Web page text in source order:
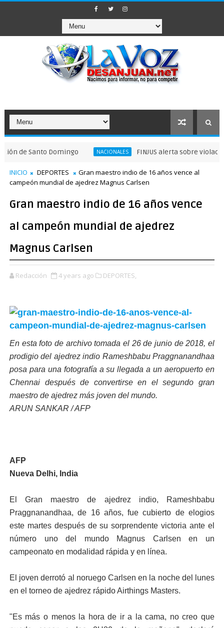
Santo Domingo NACIONALES FINJUS alerta sobre violaciones a
INICIO DEPORTES
Gran maestro indio de 16 años vence al
campeón mundial de ajedrez Magnus Carlsen
Gran maestro indio de 16 años vence
al campeón mundial de ajedrez
Magnus Carlsen
Redacción 4 years ago DEPORTES,
En esta foto de archivo tomada el 26 de junio de 2018, el
prodigio del ajedrez indio Rameshbabu Praggnanandhaa
posa para una fotografía a su llegada a un aeropuerto en
Chennai después de convertirse en el segundo gran
maestro de ajedrez más joven del mundo.
ARUN SANKAR / AFP
AFP
Nueva Delhi, India
El Gran maestro de ajedrez indio, Rameshbabu
Praggnanandhaa, de 16 años, fue cubierto de elogios
este martes después de su sorprendente victoria ante el
número uno del mundo Magnus Carlsen en un
campeonato en modalidad rápida y en línea.
El joven derrotó al noruego Carlsen en la noche del lunes
en el torneo de ajedrez rápido Airthings Masters.
"Es más o menos la hora de ir a la cama, no creo que